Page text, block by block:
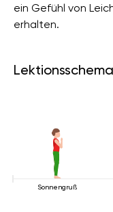
ein Gefühl von
erhalten.
Lektionsschema
Sonnengruß